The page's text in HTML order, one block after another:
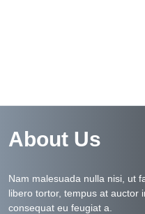
About Us
Nam malesuada nulla nisi, ut
libero tortor, tempus at auctor
consequat eu feugiat a.